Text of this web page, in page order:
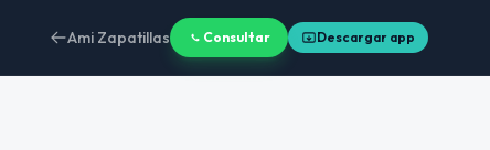
Ami Zapatillas Consultar Descargar app